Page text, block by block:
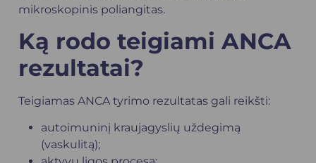
mikroskopinis poliangitas.
Ką rodo teigiami ANCA
rezultatai?
Teigiamas ANCA tyrimo rezultatas gali reikšti:
autoimuninį kraujagyslių uždegimą
(vaskulitą);